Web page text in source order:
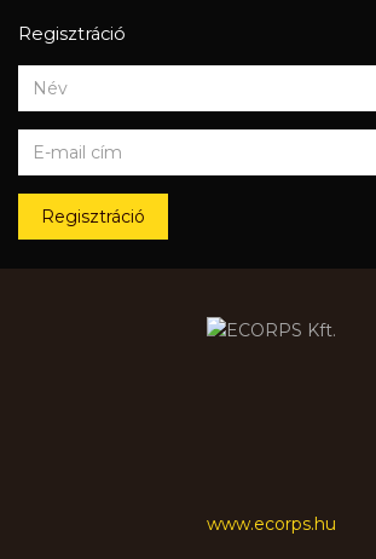
Regisztráció
Regisztráció
www.ecorps.hu